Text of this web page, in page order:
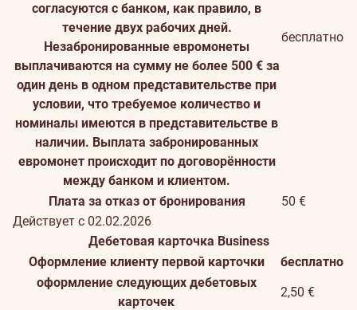
согласуются с банком, как правило, в
течение двух рабочих дней.
Незабронированные евромонеты
выплачиваются на сумму не более 500 € за
один день в одном представительстве при
условии, что требуемое количество и
номиналы имеются в представительстве в
наличии. Выплата забронированных
евромонет происходит по договорённости
между банком и клиентом.
бесплатно
Плата за отказ от бронирования
50 €
Действует с 02.02.2026
Дебетовая карточка Business
Оформление клиенту первой карточки
бесплатно
оформление следующих дебетовых
карточек
2,50 €